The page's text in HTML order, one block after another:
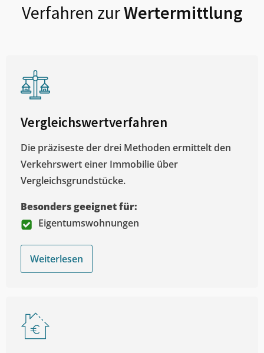
Verfahren zurWertermittlung
Vergleichswertverfahren
Die präziseste der drei Methoden ermittelt den
Verkehrswert einer Immobilie über
Vergleichsgrundstücke.
Besonders geeignet für:
Eigentumswohnungen
Weiterlesen